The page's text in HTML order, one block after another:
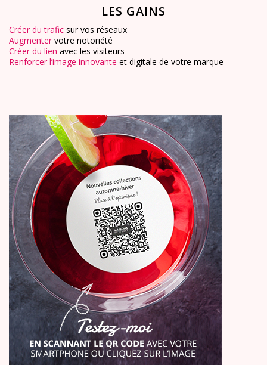
LES GAINS
Créer du trafic sur vos réseaux
Augmenter votre notoriété
Créer du lien avec les visiteurs
Renforcer l’image innovante et digitale de votre marque